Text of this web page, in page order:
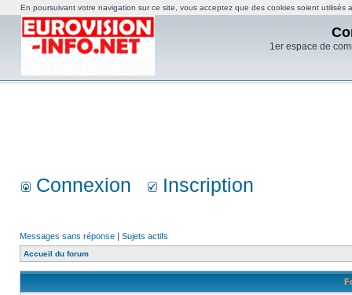
1er espace de
Connexion Inscription
Messages sans réponse | Sujets actifs
Accueil du forum
En poursuivant votre navigation sur ce site, vous acceptez que des cookies soient